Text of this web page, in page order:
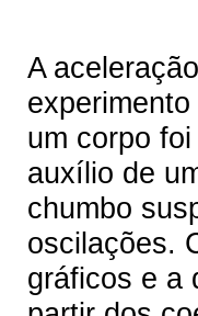
A
um corpo
auxílio de
chumbo
oscilações.
gráficos e a